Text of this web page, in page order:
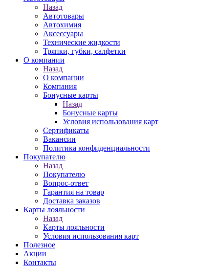
Назад
Автотовары
Автохимия
Аксессуары
Технические жидкости
Тряпки, губки, салфетки
О компании
Назад
О компании
Компания
Бонусные карты
Назад
Бонусные карты
Условия использования карт
Сертификаты
Вакансии
Политика конфиденциальности
Покупателю
Назад
Покупателю
Вопрос-ответ
Гарантия на товар
Доставка заказов
Карты лояльности
Назад
Карты лояльности
Условия использования карт
Полезное
Акции
Контакты